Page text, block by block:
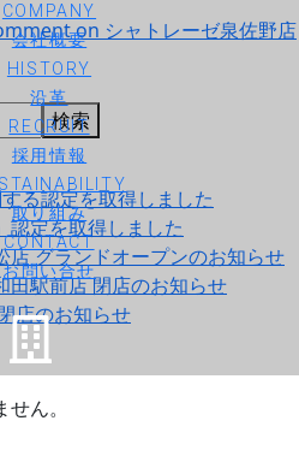
COMPANY
会社概要
HISTORY
沿革
RECRUIT
採用情報
取り組み
CONTACT
お問い合せ
on シャトレーゼ泉佐野店
検索
る認定を取得しました
認定を取得しました
店 グランドオープンのお知らせ
田駅前店 閉店のお知らせ
店のお知らせ
ん。